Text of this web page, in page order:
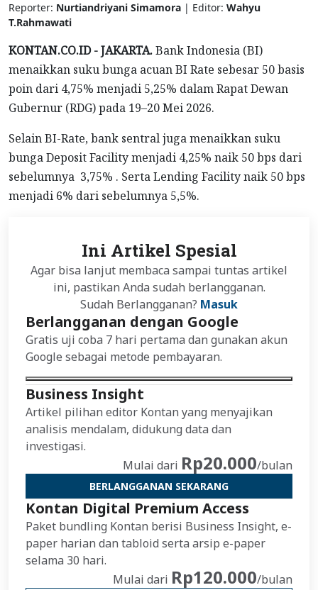
Reporter: Nurtiandriyani Simamora | Editor: Wahyu
T.Rahmawati
KONTAN.CO.ID - JAKARTA.Bank Indonesia (BI)
menaikkan suku bunga acuan BI Rate sebesar 50 basis
poin dari 4,75% menjadi 5,25% dalam Rapat Dewan
Gubernur (RDG) pada 19–20 Mei 2026.
Selain BI-Rate, bank sentral juga menaikkan suku
bunga Deposit Facility menjadi 4,25% naik 50 bps dari
sebelumnya 3,75% . Serta Lending Facility naik 50 bps
menjadi 6% dari sebelumnya 5,5%.
Ini Artikel Spesial
Agar bisa lanjut membaca sampai tuntas artikel
ini, pastikan Anda sudah berlangganan.
Sudah Berlangganan? Masuk
Berlangganan dengan Google
Gratis uji coba 7 hari pertama dan gunakan akun
Google sebagai metode pembayaran.
Business Insight
Artikel pilihan editor Kontan yang menyajikan
analisis mendalam, didukung data dan
investigasi.
Mulai dari Rp20.000/bulan
BERLANGGANAN SEKARANG
Kontan Digital Premium Access
Paket bundling Kontan berisi Business Insight, e-
paper harian dan tabloid serta arsip e-paper
selama 30 hari.
Mulai dari Rp120.000/bulan